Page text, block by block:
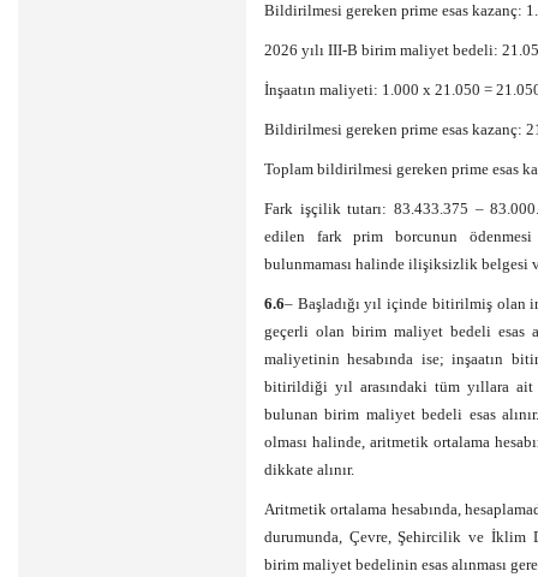
Bildirilmesi gereken prime esas kazanç:
2026 yılı III-B birim maliyet bedeli:
İnşaatın maliyeti: 1.000 x 21.050 =
Bildirilmesi gereken prime esas kazanç:
Toplam bildirilmesi gereken prime esas
Fark işçilik tutarı: 83.433.375 –
edilen fark prim borcunun
bulunmaması halinde ilişiksizlik belgesi
6.6– Başladığı yıl içinde bitirilmiş olan
geçerli olan birim maliyet bedeli esas
maliyetinin hesabında ise; inşaatın
bitirildiği yıl arasındaki tüm yıllara
bulunan birim maliyet bedeli esas
olması halinde, aritmetik ortalama
dikkate alınır.
Aritmetik ortalama hesabında,
durumunda, Çevre, Şehircilik ve İklim
birim maliyet bedelinin esas alınması